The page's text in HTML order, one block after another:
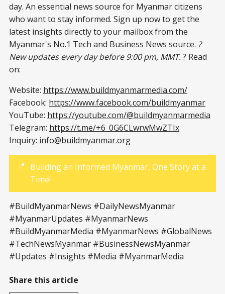
day. An essential news source for Myanmar citizens
who want to stay informed. Sign up now to get the
latest insights directly to your mailbox from the
Myanmar's No.1 Tech and Business News source. ?
New updates every day before 9:00 pm, MMT.? Read
on:
Website: https://www.buildmyanmarmedia.com/
Facebook: https://www.facebook.com/buildmyanmar
YouTube: https://youtube.com/@buildmyanmarmedia
Telegram: https://t.me/+6_0G6CLwrwMwZTIx
Inquiry: info@buildmyanmar.org
📍 Building an Informed Myanmar, One Story at a
Time!
#BuildMyanmarNews #DailyNewsMyanmar
#MyanmarUpdates #MyanmarNews
#BuildMyanmarMedia #MyanmarNews #GlobalNews
#TechNewsMyanmar #BusinessNewsMyanmar
#Updates #Insights #Media #MyanmarMedia
Share this article